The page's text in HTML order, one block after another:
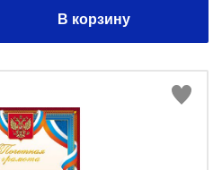
В корзину